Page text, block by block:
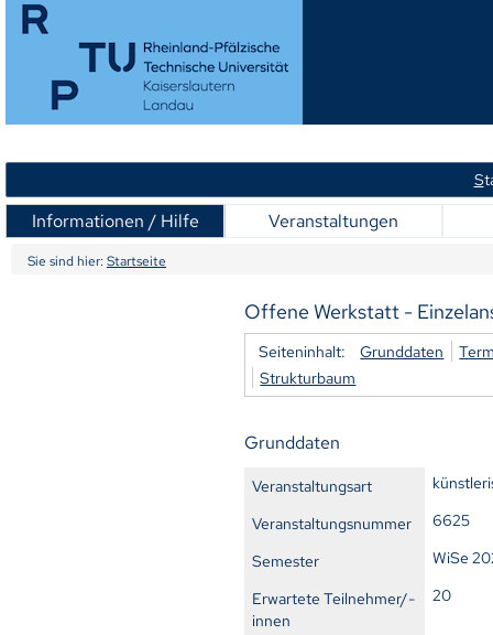
S
Informationen / Hilfe Veranstaltungen
Sie sind hier: Startseite
Offene Werkstatt -
Seiteninhalt: Grunddaten
Strukturbaum
Grunddaten
Veranstaltungsart
Veranstaltungsnummer
6625
Semester
WiSe
Erwartete Teilnehmer/-
innen
20